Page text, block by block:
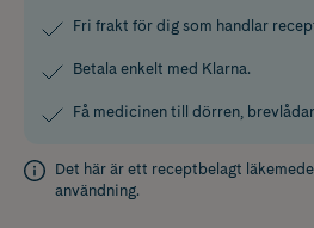
Fri frakt för dig som handlar
Betala enkelt med Klarna.
Få medicinen till dörren,
Det här är ett receptbelagt
användning.